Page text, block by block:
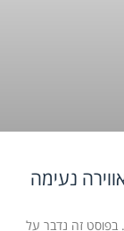
נעימה
בפוסט זה נדבר על